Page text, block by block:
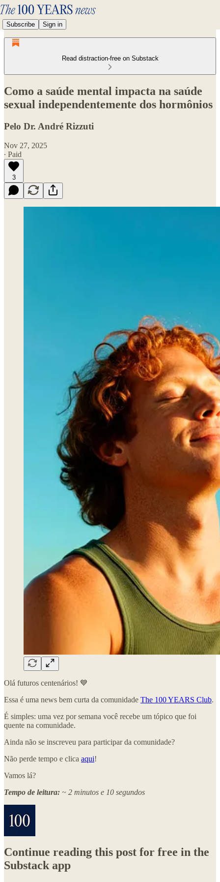
Subscribe Sign in
Read distraction-free on Substack
Como a saúde mental impacta na saúde
sexual independentemente dos hormônios
Pelo Dr. André Rizzuti
Nov 27, 2025
∙ Paid
3
Olá futuros centenários! 💙
Essa é uma news bem curta da comunidade The 100 YEARS Club.
É simples: uma vez por semana você recebe um tópico que foi
quente na comunidade.
Ainda não se inscreveu para participar da comunidade?
Não perde tempo e clica aqui!
Vamos lá?
Tempo de leitura: ~ 2 minutos e 10 segundos
Continue reading this post for free in the
Substack app